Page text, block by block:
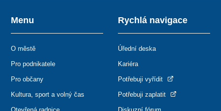
Menu
O městě
Pro podnikatele
Pro občany
Kultura, sport a volný čas
Rychlá navigace
Úřední deska
Kariéra
Potřebuji vyřídit
Potřebuji zaplatit